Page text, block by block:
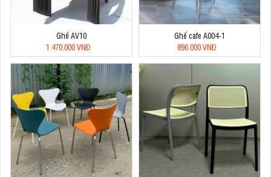
Ghế AV10
1.470.000 VNĐ
Ghế cafe A004-1
896.000 VNĐ